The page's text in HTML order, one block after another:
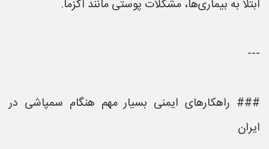
ابتلا به بیماری‌ها، مشکلات پوستی مانند اگزما.
---
### راهکارهای ایمنی بسیار مهم هنگام سمپاشی در
ایران